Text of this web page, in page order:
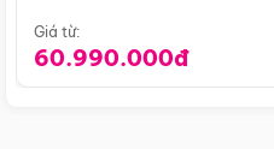
Giá từ:
60.990.000đ